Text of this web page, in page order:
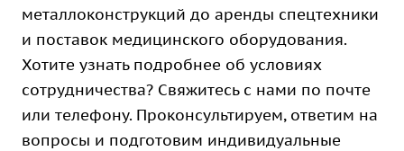
металлоконструкций до аренды спецтехники
и поставок медицинского оборудования.
Хотите узнать подробнее об условиях
сотрудничества? Свяжитесь с нами по почте
или телефону. Проконсультируем, ответим на
вопросы и подготовим индивидуальные